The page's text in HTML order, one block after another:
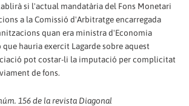
si l'actual mandatària del Fons Monetari
a la Comissió d'Arbitratge encarregada
quan era ministra d'Economia
que hauria exercit Lagarde sobre aquest
pot costar-li la imputació per complicitat
de fons.
156 de la revista Diagonal